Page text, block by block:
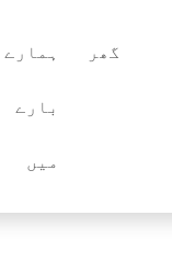
گھر ہمارے
بارے
میں